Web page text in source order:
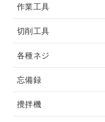
作業工具
切削工具
各種ネジ
忘備録
攪拌機